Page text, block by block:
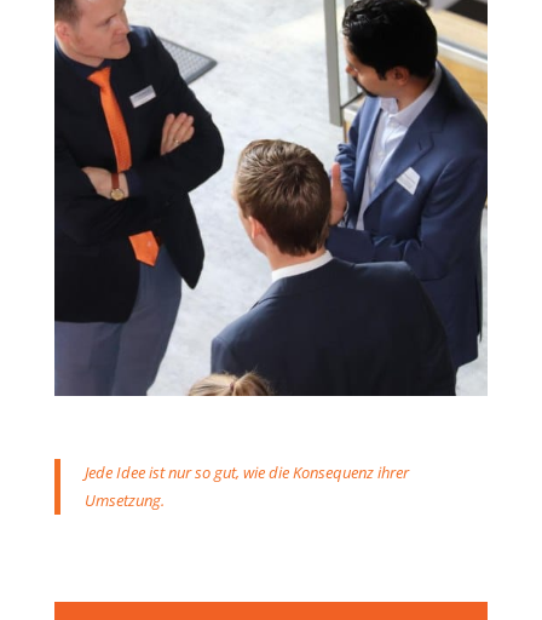
Jede Idee ist nur so gut, wie die Konsequenz ihrer
Umsetzung.